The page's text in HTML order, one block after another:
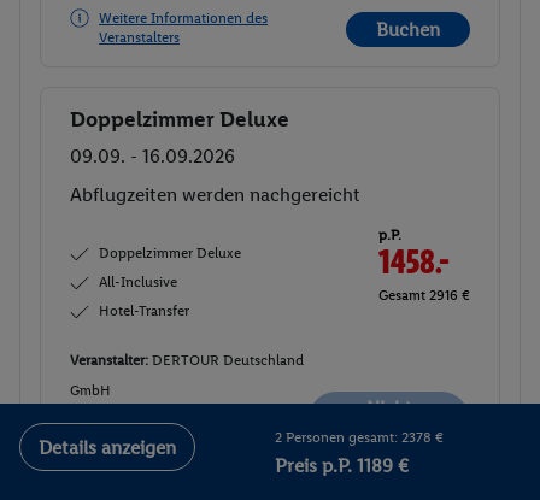
Weitere Informationen des
Veranstalters
Buchen
Buchen
Doppelzimmer Deluxe
09.09. - 16.09.2026
Abflugzeiten werden nachgereicht
Doppelzimmer Deluxe
All-Inclusive
Hotel-Transfer
p.P.
1458.-
Gesamt 2916 €
Veranstalter: DERTOUR Deutschland
GmbH
Weitere Informationen des
Veranstalters
Nicht
verfügbar
Details anzeigen 2 Personen gesamt: 2378 €
Preis p.P. 1189 €